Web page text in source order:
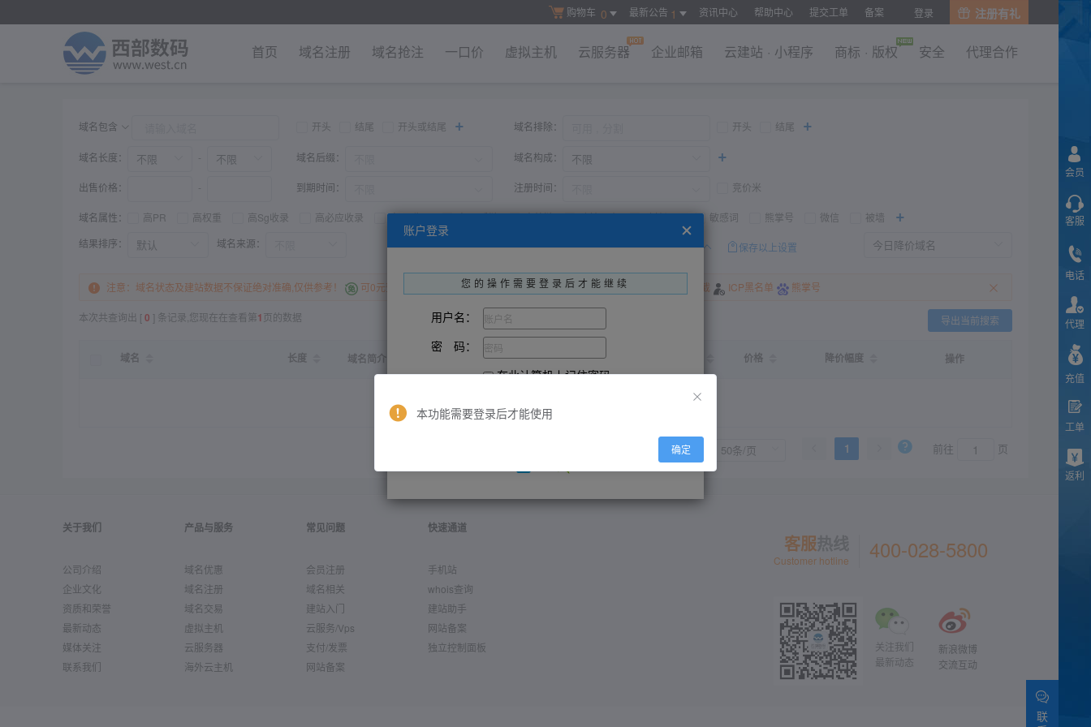
账户登录
您的操作需要登录后才能继续
用户名：
密 码：
在此计算机上记住密码
购物车 0 最新公告 1 资讯中心 帮助中心 提交工单 备案 登录 注册有礼
首页 域名注册 域名抢注 一口价 虚拟主机 云服务器 企业邮箱 云建站 · 小程序 商标 · 版权 安全 代理合作
域名包含 开头 结尾 开头或结尾 + 域名排除： 开头 结尾 +
域名长度： - 域名后缀： 域名构成： +
出售价格： - 到期时间： 注册时间： 竞价米
域名属性： 高PR 高权重 高Sg收录 高必应收录 高Bd收录 高Bd反链 高外链 建站历史 建站记录 敏感词 熊掌号 微信 被墙 +
结果排序： 域名来源： 开始查询 恢复默认 收起高级搜索 保存以上设置
注意：域名状态及建站数据不保证绝对准确,仅供参考！ 可0元预订 存在百度评价 百度V认证 域名被墙 微信拦截 QQ拦截 ICP黑名单 熊掌号
本次共查询出 [0 ] 条记录,您现在在查看第1页的数据 导出当前搜索
域名 长度 域名简介 店铺ID 价格 降价幅度 操作
共 0 条 1 前往 页
本功能需要登录后才能使用
确定
关于我们
公司介绍
企业文化
资质和荣誉
最新动态
媒体关注
联系我们
产品与服务
域名优惠
域名注册
域名交易
虚拟主机
云服务器
海外云主机
常见问题
会员注册
域名相关
建站入门
云服务/Vps
支付/发票
网站备案
快速通道
手机站
whois查询
建站助手
网站备案
独立控制面板
客服
Customer hotline 400-028-5800
关注我们
最新动态
新浪微博
交流互动
会员
客服
电话
代理
充值
工单
返利
联